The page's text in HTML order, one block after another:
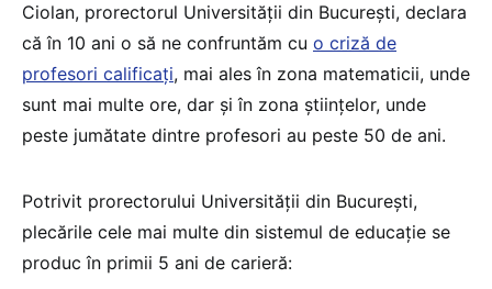
Ciolan, prorectorul Universității din București, declara
că în 10 ani o să ne confruntăm cu o criză de
profesori calificați, mai ales în zona matematicii, unde
sunt mai multe ore, dar și în zona științelor, unde
peste jumătate dintre profesori au peste 50 de ani.
Potrivit prorectorului Universității din București,
plecările cele mai multe din sistemul de educație se
produc în primii 5 ani de carieră: